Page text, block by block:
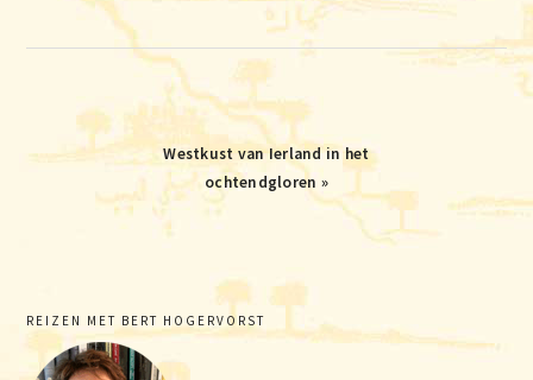
Volgend
bericht:
Westkust van Ierland in het
ochtendgloren »
Primaire
Sidebar
REIZEN MET BERT HOGERVORST